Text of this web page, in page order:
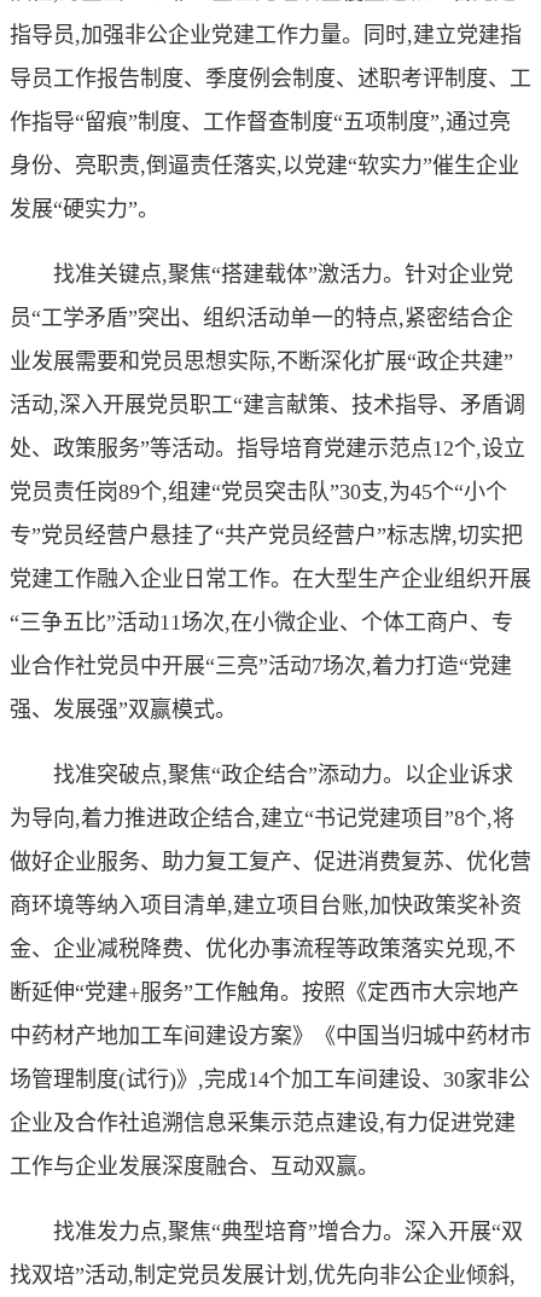
指导员,加强非公企业党建工作力量。同时,建立党建指
导员工作报告制度、季度例会制度、述职考评制度、工
作指导“留痕”制度、工作督查制度“五项制度”,通过亮
身份、亮职责,倒逼责任落实,以党建“软实力”催生企业
发展“硬实力”。
找准关键点,聚焦“搭建载体”激活力。针对企业党
员“工学矛盾”突出、组织活动单一的特点,紧密结合企
业发展需要和党员思想实际,不断深化扩展“政企共建”
活动,深入开展党员职工“建言献策、技术指导、矛盾调
处、政策服务”等活动。指导培育党建示范点12个,设立
党员责任岗89个,组建“党员突击队”30支,为45个“小个
专”党员经营户悬挂了“共产党员经营户”标志牌,切实把
党建工作融入企业日常工作。在大型生产企业组织开展
“三争五比”活动11场次,在小微企业、个体工商户、专
业合作社党员中开展“三亮”活动7场次,着力打造“党建
强、发展强”双赢模式。
找准突破点,聚焦“政企结合”添动力。以企业诉求
为导向,着力推进政企结合,建立“书记党建项目”8个,将
做好企业服务、助力复工复产、促进消费复苏、优化营
商环境等纳入项目清单,建立项目台账,加快政策奖补资
金、企业减税降费、优化办事流程等政策落实兑现,不
断延伸“党建+服务”工作触角。按照《定西市大宗地产
中药材产地加工车间建设方案》《中国当归城中药材市
场管理制度(试行)》,完成14个加工车间建设、30家非公
企业及合作社追溯信息采集示范点建设,有力促进党建
工作与企业发展深度融合、互动双赢。
找准发力点,聚焦“典型培育”增合力。深入开展“双
找双培”活动,制定党员发展计划,优先向非公企业倾斜,